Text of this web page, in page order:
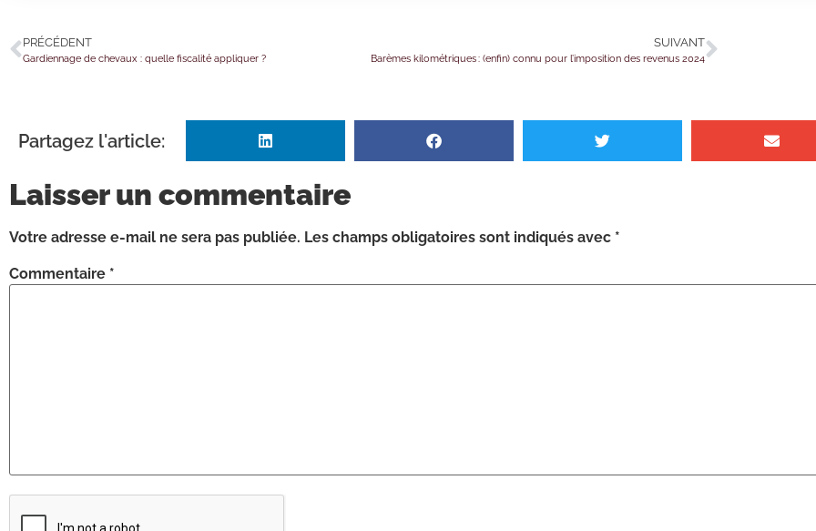
PRÉCÉDENT
Gardiennage de chevaux : quelle fiscalité appliquer ?
SUIVANT
Barèmes kilométriques : (enfin) connu pour l’imposition des revenus 2024
Partagez l'article:
Laisser un commentaire
Votre adresse e-mail ne sera pas publiée. Les champs obligatoires sont indiqués avec *
Commentaire *